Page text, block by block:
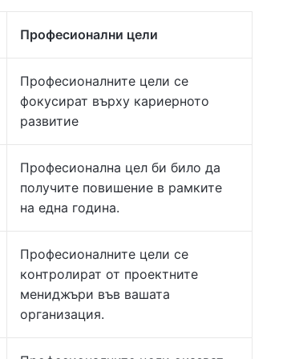
Професионални цели
Професионалните цели се
фокусират върху кариерното
развитие
Професионална цел би било да
получите повишение в рамките
на една година.
Професионалните цели се
контролират от проектните
мениджъри във вашата
организация.